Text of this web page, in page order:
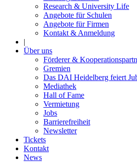
Research & University Life
Angebote für Schulen
Angebote für Firmen
Kontakt & Anmeldung
|
Über uns
Förderer &
Gremien
Das DAI Heidelberg feiert
Mediathek
Hall of Fame
Vermietung
Jobs
Barrierefreiheit
Newsletter
Tickets
Kontakt
News